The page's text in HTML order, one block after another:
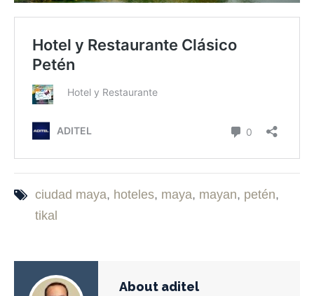
ciudad maya, hoteles, maya, mayan, petén,
tikal
About aditel